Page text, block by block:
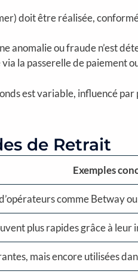
doit être réalisée,
anomalie ou fraude n’est
la passerelle de paiement
est variable, influencé
de Retrait
Exemples
comme Betway
plus rapides grâce à
mais encore utilisées